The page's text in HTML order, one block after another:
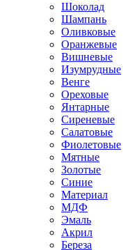
Шоколад
Шампань
Оливковые
Оранжевые
Вишневые
Изумрудные
Венге
Ореховые
Янтарные
Сиреневые
Салатовые
Фиолетовые
Мятные
Золотые
Синие
Материал
МДФ
Эмаль
Акрил
Береза